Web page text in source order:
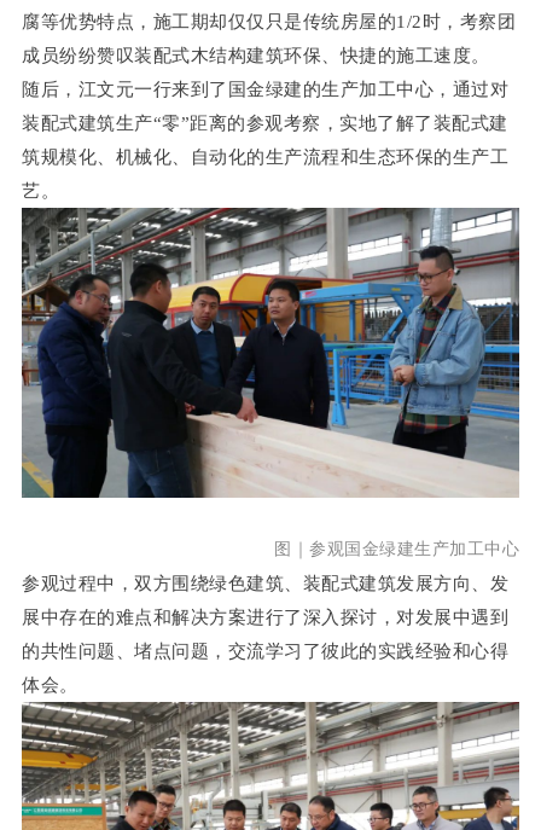
腐等优势特点，施工期却仅仅只是传统房屋的1/2时，考察团
成员纷纷赞叹装配式木结构建筑环保、快捷的施工速度。
随后， 江文元一行来到了国金绿建的生产加工中心，通过对
装配式建筑生产“零”距离的参观考察，实地了解了装配式建
筑规模化、机械化、自动化的生产流程和生态环保的生产工
艺。
图｜参观国金绿建生产加工中心
参观过程中，双方围绕绿色建筑、装配式建筑发展方向、发
展中存在的难点和解决方案进行了深入探讨，对发展中遇到
的共性问题、堵点问题，交流学习了彼此的实践经验和心得
体会。